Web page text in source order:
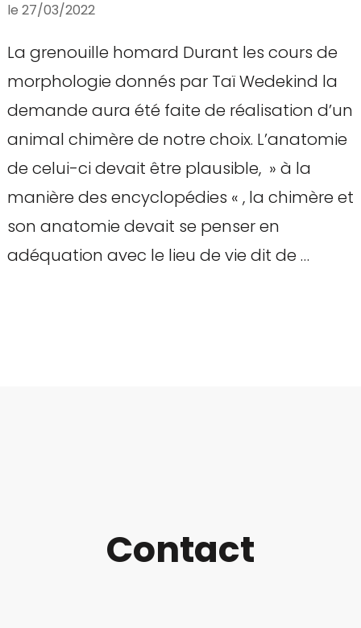
le 27/03/2022
La grenouille homard Durant les cours de
morphologie donnés par Taï Wedekind la
demande aura été faite de réalisation d’un
animal chimère de notre choix. L’anatomie
de celui-ci devait être plausible, » à la
manière des encyclopédies « , la chimère et
son anatomie devait se penser en
adéquation avec le lieu de vie dit de …
Contact